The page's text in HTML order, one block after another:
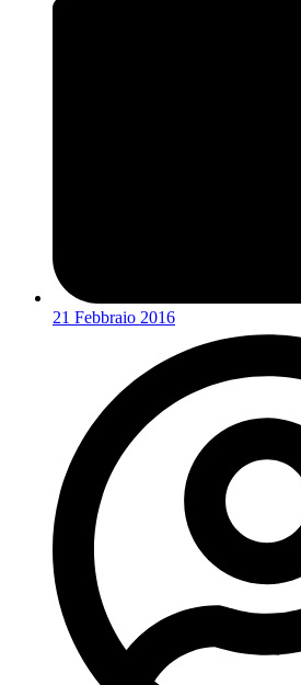
21 Febbraio 2016